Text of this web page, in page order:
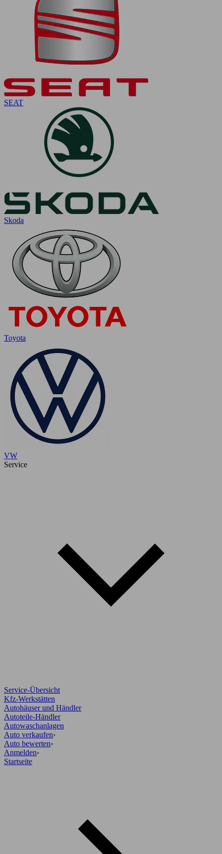
SEAT
Skoda
Toyota
VW
Service
Service-Übersicht
Kfz-Werkstätten
Autohäuser und Händler
Autoteile-Händler
Autowaschanlagen
Auto verkaufen›
Auto bewerten›
Anmelden›
Startseite